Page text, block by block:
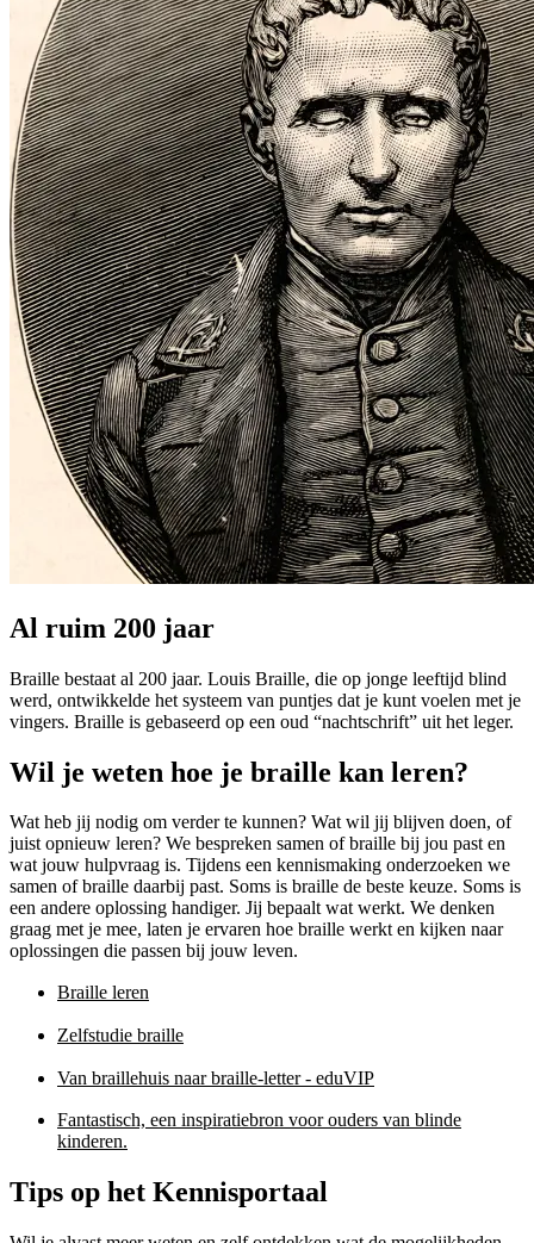
Al ruim 200 jaar
Braille bestaat al 200 jaar. Louis Braille, die op jonge leeftijd blind
werd, ontwikkelde het systeem van puntjes dat je kunt voelen met je
vingers. Braille is gebaseerd op een oud “nachtschrift” uit het leger.
Wil je weten hoe je braille kan leren?
Wat heb jij nodig om verder te kunnen? Wat wil jij blijven doen, of
juist opnieuw leren? We bespreken samen of braille bij jou past en
wat jouw hulpvraag is. Tijdens een kennismaking onderzoeken we
samen of braille daarbij past. Soms is braille de beste keuze. Soms is
een andere oplossing handiger. Jij bepaalt wat werkt. We denken
graag met je mee, laten je ervaren hoe braille werkt en kijken naar
oplossingen die passen bij jouw leven.
Braille leren
Zelfstudie braille
Van braillehuis naar braille-letter - eduVIP
Fantastisch, een inspiratiebron voor ouders van blinde
kinderen.
Tips op het Kennisportaal